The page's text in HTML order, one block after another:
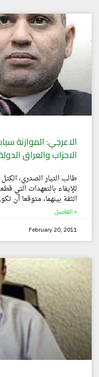
الاعرجي: الموازنة
الاحزاب والعراق
طالب التيار الصدري،
للإيفاء بالتعهدات التي
الثقة بينهما، متوقعا أن
التفاصيل »
February 20, 2011